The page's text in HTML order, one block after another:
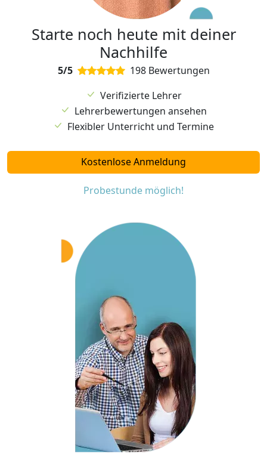
Starte noch heute mit deiner
Nachhilfe
5/5
198 Bewertungen
Verifizierte Lehrer
Lehrerbewertungen ansehen
Flexibler Unterricht und Termine
Kostenlose Anmeldung
Probestunde möglich!